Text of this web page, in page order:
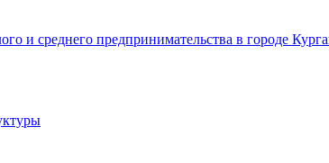
и среднего предпринимательства в городе